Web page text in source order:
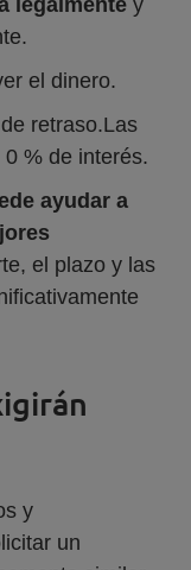
legalmente y
el dinero.
retraso.Las
% de interés.
ayudar a
el plazo y las
y
un